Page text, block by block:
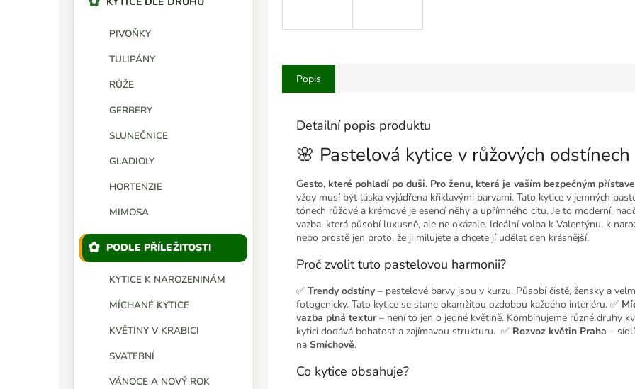
PIVOŇKY
TULIPÁNY
RŮŽE
GERBERY
SLUNEČNICE
GLADIOLY
HORTENZIE
MIMOSA
PODLE PŘÍLEŽITOSTI
KYTICE K NAROZENINÁM
MÍCHANÉ KYTICE
KVĚTINY V KRABICI
SVATEBNÍ
VÁNOCE A NOVÝ ROK
Popis
Detailní popis produktu
🌸 Pastelová kytice v růžových odstínech
Gesto, které pohladí po duši. Pro ženu, která je vaším bezpečným
vždy musí být láska vyjádřena křiklavými barvami. Tato kytice v jemných
tónech růžové a krémové je esencí něhy a upřímného citu. Je to moderní,
vazba, která působí luxusně, ale ne okázale. Ideální volba k Valentýnu, k
nebo prostě jen proto, že ji milujete a chcete jí udělat den krásnější.
Proč zvolit tuto pastelovou harmonii?
✅ Trendy odstíny – pastelové barvy jsou v kurzu. Působí čistě, žensky a
fotogenicky. Tato kytice se stane okamžitou ozdobou každého interiéru. ✅
vazba plná textur – není to jen o jedné květině. Kombinujeme různé druhy
kytici dodává bohatost a zajímavou strukturu. ✅ Rozvoz květin Praha –
na Smíchově.
Co kytice obsahuje?